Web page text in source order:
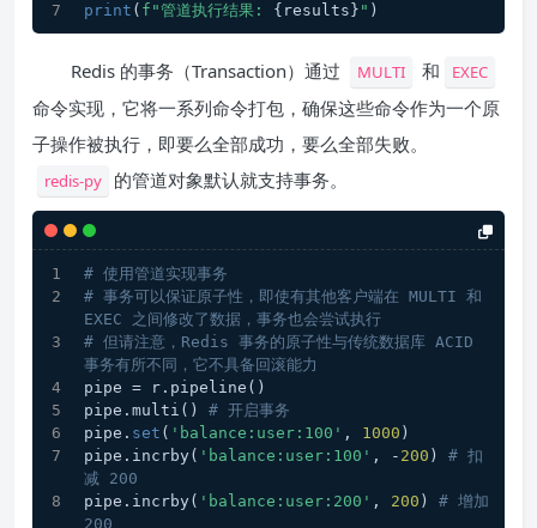
print ( f"管道执行结果: {results} " )
Redis 的事务（Transaction）通过 MULTI 和 EXEC
命令实现，它将一系列命令打包，确保这些命令作为一个原
子操作被执行，即要么全部成功，要么全部失败。
redis-py 的管道对象默认就支持事务。
# 使用管道实现事务
# 事务可以保证原子性，即使有其他客户端在 MULTI 和
EXEC 之间修改了数据，事务也会尝试执行
# 但请注意，Redis 事务的原子性与传统数据库 ACID
事务有所不同，它不具备回滚能力
pipe = r.pipeline()
pipe.multi() # 开启事务
pipe. set ( 'balance:user:100' , 1000 )
pipe.incrby( 'balance:user:100' , - 200 ) # 扣
减 200
pipe.incrby( 'balance:user:200' , 200 ) # 增加
200